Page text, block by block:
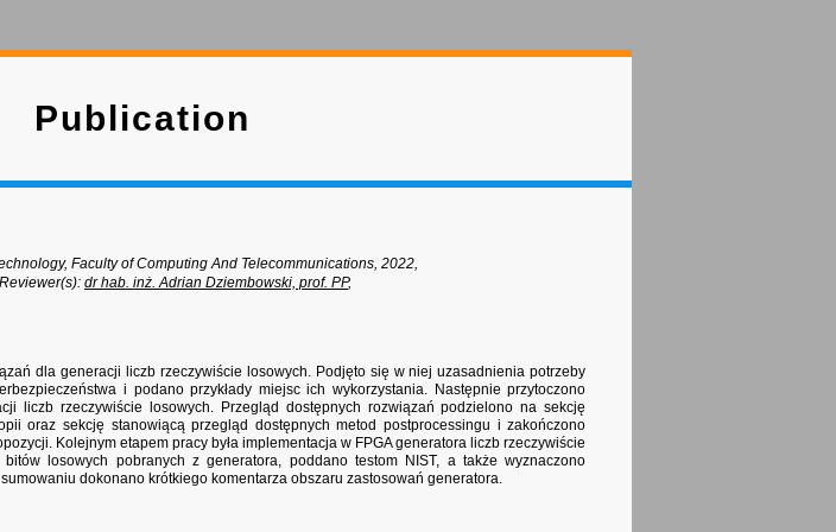
Publication
Faculty of Computing And Telecommunications, 2022,
Reviewer(s): dr hab. inż. Adrian Dziembowski, prof. PP,
dla generacji liczb rzeczywiście losowych. Podjęto się w niej uzasadnienia potrzeby
i podano przykłady miejsc ich wykorzystania. Następnie przytoczono
liczb rzeczywiście losowych. Przegląd dostępnych rozwiązań podzielono na sekcję
oraz sekcję stanowiącą przegląd dostępnych metod postprocessingu i zakończono
Kolejnym etapem pracy była implementacja w FPGA generatora liczb rzeczywiście
bitów losowych pobranych z generatora, poddano testom NIST, a także wyznaczono
dokonano krótkiego komentarza obszaru zastosowań generatora.